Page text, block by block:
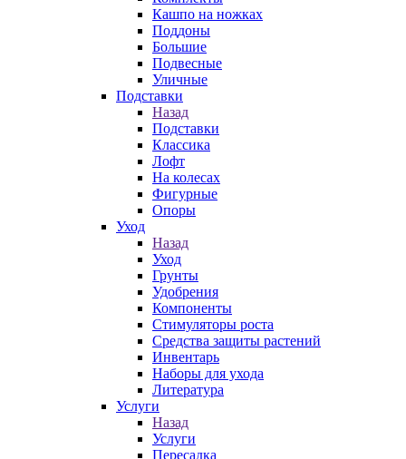
Кашпо на ножках
Поддоны
Большие
Подвесные
Уличные
Подставки
Назад
Подставки
Классика
Лофт
На колесах
Фигурные
Опоры
Уход
Назад
Уход
Грунты
Удобрения
Компоненты
Стимуляторы роста
Средства защиты растений
Инвентарь
Наборы для ухода
Литература
Услуги
Назад
Услуги
Пересадка